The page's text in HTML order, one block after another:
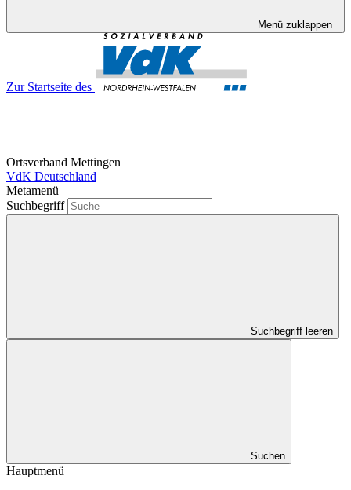
Menü zuklappen
Zur Startseite des
Ortsverband Mettingen
VdK Deutschland
Metamenü
Suchbegriff
Suchbegriff leeren
Suchen
Hauptmenü